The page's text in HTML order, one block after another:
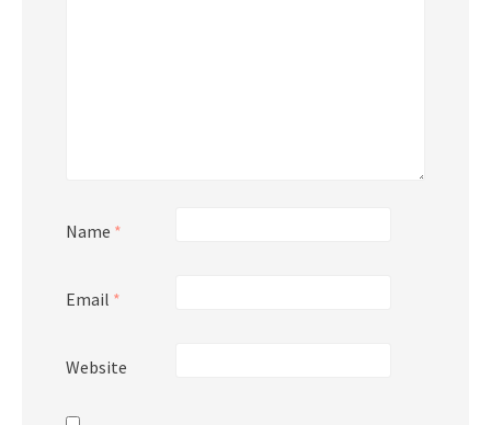
Name *
Email *
Website